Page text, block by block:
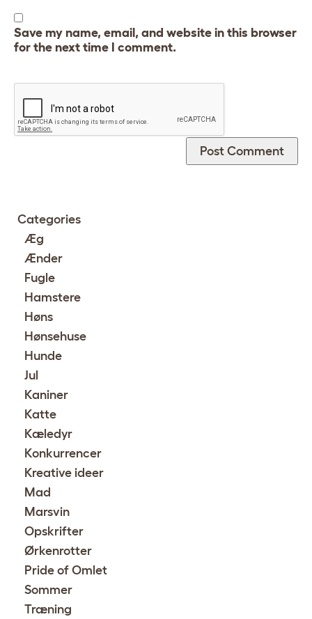
Save my name, email, and website in this browser
for the next time I comment.
Categories
Æg
Ænder
Fugle
Hamstere
Høns
Hønsehuse
Hunde
Jul
Kaniner
Katte
Kæledyr
Konkurrencer
Kreative ideer
Mad
Marsvin
Opskrifter
Ørkenrotter
Pride of Omlet
Sommer
Træning